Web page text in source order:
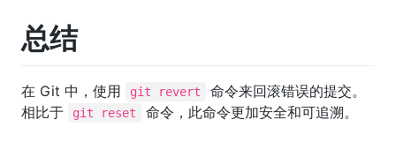
总结
在 Git 中，使用 git revert
命令来回滚错误的提交。
相比于
git reset 命令，此命令更加安全和可追溯。